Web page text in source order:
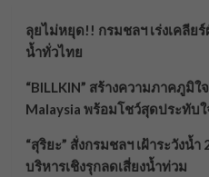
ลุยไม่หยุด!! กรมชลฯ เร่งเคลีย
น้ำทั่วไทย
“BILLKIN” สร้างความภาคภูมิ
Malaysia พร้อมโชว์สุดประทับใ
“สุริยะ” สั่งกรมชลฯ เฝ้าระวังน้
บริหารเชิงรุกลดเสี่ยงน้ำท่วม